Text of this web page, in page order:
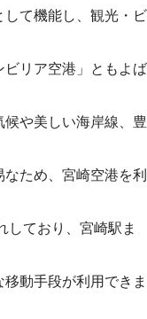
て機能し、観光・ビ
リア空港」ともよば
や美しい海岸線、豊
ため、宮崎空港を利
しており、宮崎駅ま
動手段が利用できま